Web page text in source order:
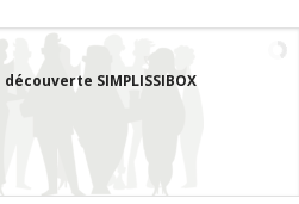
SIMPLISSIBOX